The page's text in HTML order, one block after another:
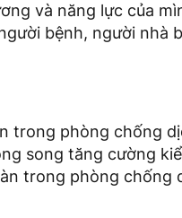
và năng lực của
bệnh, người nhà
trong phòng chống
song tăng cường
trong phòng chống